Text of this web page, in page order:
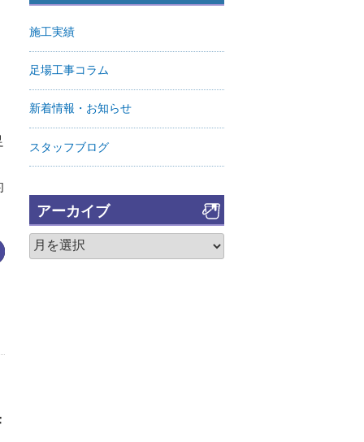
施工実績
足場工事コラム
新着情報・お知らせ
スタッフブログ
アーカイブ